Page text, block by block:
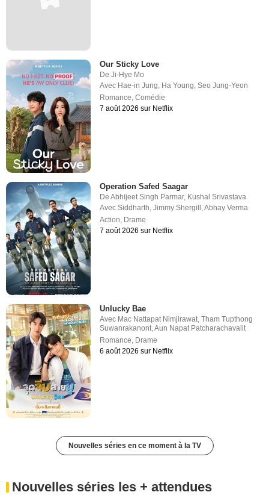
Our Sticky Love
DeJi-Hye Mo
Avec Hae-in Jung Ha Young ,Seo Jung-Yeon
Romance ,Comédie
7 août 2026 sur Netflix
Operation Safed Saagar
DeAbhijeet Singh Parmar, Kushal Srivastava
AvecSiddharth,Jimmy Shergill ,Abhay Verma
Action, Drame
7 août 2026 sur Netflix
Unlucky Bae
Avec Mac Nattapat Nimjirawat,Tham Tupthong
Suwanrakanont,Aun Napat Patcharachavalit
Romance, Drame
6 août 2026 sur Netflix
Nouvelles séries en ce moment à la TV
Nouvelles séries les + attendues